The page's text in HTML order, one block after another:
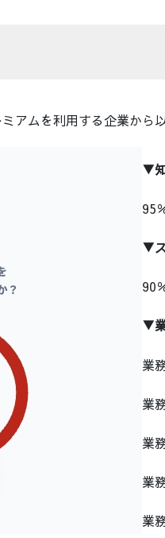
アムを利用する企業から
▼
95
▼
90
▼
業
業
業
業
業